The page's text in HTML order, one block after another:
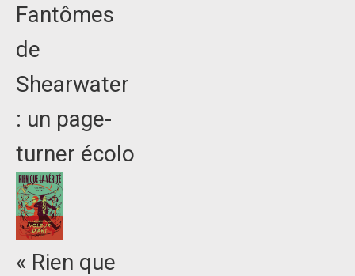
Fantômes
de
Shearwater
: un page-
turner écolo
« Rien que